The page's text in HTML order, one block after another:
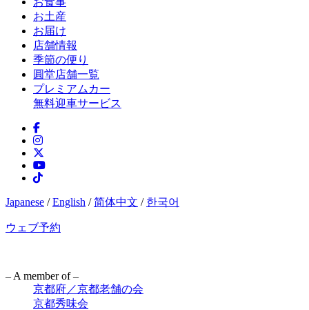
お土産
お届け
店舗情報
季節の便り
圓堂店舗一覧
プレミアムカー
無料迎車サービス
Japanese /English /简体中文 / 한국어
ウェブ予約
– A member of –
京都府／京都老舗の会
京都秀味会